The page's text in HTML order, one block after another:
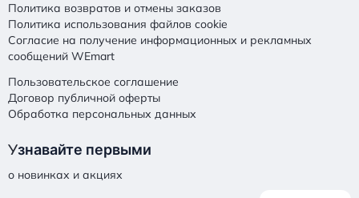
Политика возвратов и отмены заказов
Политика использования файлов cookie
Согласие на получение информационных и рекламных
сообщений WEmart
Пользовательское соглашение
Договор публичной оферты
Обработка персональных данных
Узнавайте первыми
о новинках и акциях